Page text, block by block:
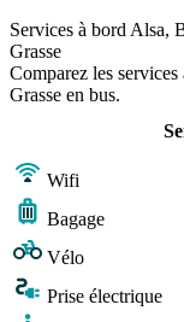
Services à bord Alsa,
Grasse
Comparez les
Grasse en bus.
Wifi
Bagage
Vélo
Prise électrique